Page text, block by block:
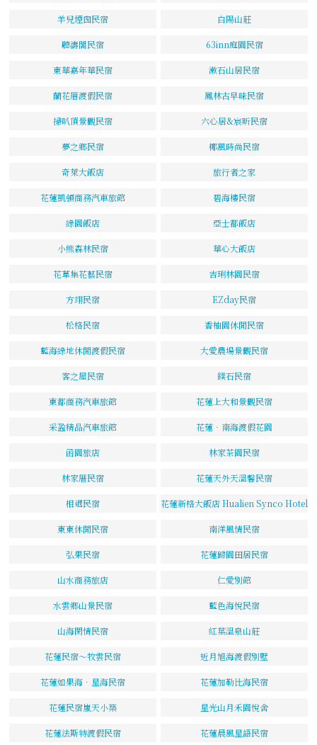
羊兒煙囪民宿 白陽山莊
聽濤閣民宿 63inn庭園民宿
東華嘉年華民宿 漱石山居民宿
蘭花厝渡假民宿 鳳林古早味民宿
掃叭頂景觀民宿 六心居&宸昕民宿
夢之鄉民宿 椰風時尚民宿
奇萊大飯店 旅行者之家
花蓮凱頓商務汽車旅館 碧海樓民宿
綠園飯店 亞士都飯店
小熊森林民宿 華心大飯店
花草集花藝民宿 吉琍林園民宿
方翊民宿 EZday民宿
松格民宿 香柚園休閒民宿
藍海綠地休閒渡假民宿 大愛農場景觀民宿
客之屋民宿 鏷石民宿
東都商務汽車旅館 花蓮上大和景觀民宿
采盈精品汽車旅館 花蓮‧南海渡假花園
函園旅店 林家茶園民宿
林家厝民宿 花蓮天外天溫馨民宿
相遇民宿 花蓮新格大飯店 Hualien Synco Hotel
東東休閒民宿 南洋風情民宿
弘果民宿 花蓮歸園田居民宿
山水商務旅店 仁愛別館
水雲鄉山景民宿 藍色海悅民宿
山海閑情民宿 紅葉溫泉山莊
花蓮民宿～牧雲民宿 近月旭海渡假別墅
花蓮如果海．星海民宿 花蓮加勒比海民宿
花蓮民宿嵐天小築 星光山月禾園悅舍
花蓮法斯特渡假民宿 花蓮晨風星語民宿